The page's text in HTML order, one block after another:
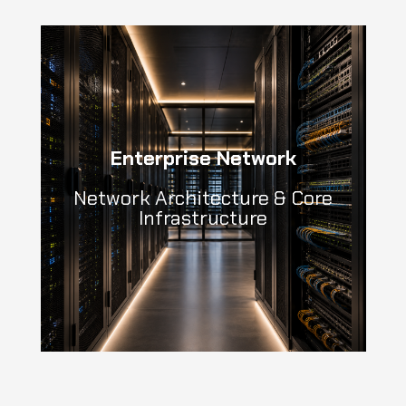
Enterprise Network
Network Architecture & Core
Infrastructure